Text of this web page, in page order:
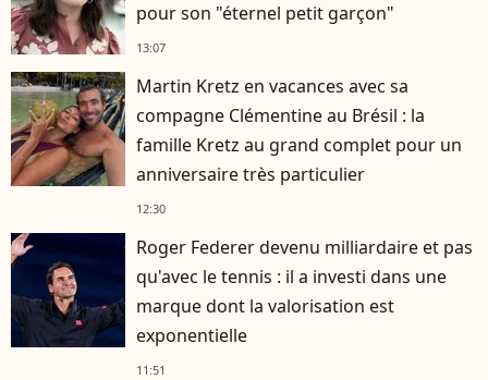
pour son "éternel petit garçon"
13:07
Martin Kretz en vacances avec sa
compagne Clémentine au Brésil : la
famille Kretz au grand complet pour un
anniversaire très particulier
12:30
Roger Federer devenu milliardaire et pas
qu'avec le tennis : il a investi dans une
marque dont la valorisation est
exponentielle
11:51